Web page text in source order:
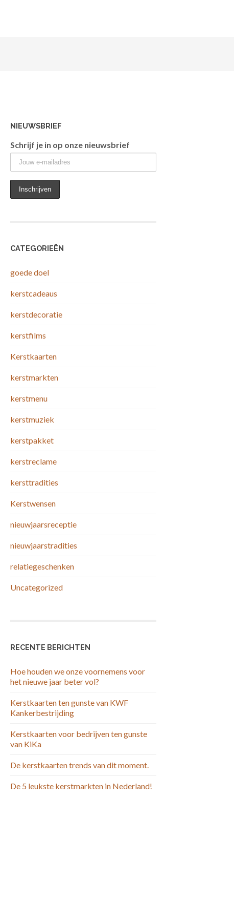
NIEUWSBRIEF
Schrijf je in op onze nieuwsbrief
CATEGORIEËN
goede doel
kerstcadeaus
kerstdecoratie
kerstfilms
Kerstkaarten
kerstmarkten
kerstmenu
kerstmuziek
kerstpakket
kerstreclame
kersttradities
Kerstwensen
nieuwjaarsreceptie
nieuwjaarstradities
relatiegeschenken
Uncategorized
RECENTE BERICHTEN
Hoe houden we onze voornemens voor
het nieuwe jaar beter vol?
Kerstkaarten ten gunste van KWF
Kankerbestrijding
Kerstkaarten voor bedrijven ten gunste
van KiKa
De kerstkaarten trends van dit moment.
De 5 leukste kerstmarkten in Nederland!